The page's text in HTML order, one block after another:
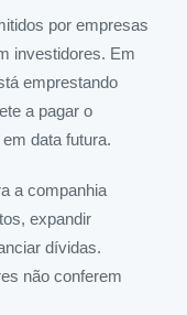
por empresas
investidores. Em
emprestando
a pagar o
data futura.
a companhia
expandir
dívidas.
não conferem